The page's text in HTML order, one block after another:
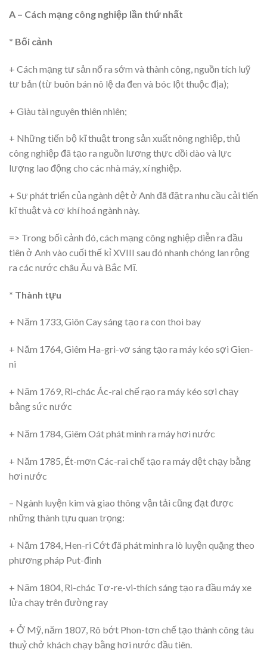
A – Cách mạng công nghiệp lần thứ nhất
* Bối cảnh
+ Cách mạng tư sản nổ ra sớm và thành công, nguồn tích luỹ
tư bản (từ buôn bán nô lệ da đen và bóc lột thuộc địa);
+ Giàu tài nguyên thiên nhiên;
+ Những tiến bộ kĩ thuật trong sản xuất nông nghiệp, thủ
công nghiệp đã tạo ra nguồn lương thực dồi dào và lực
lượng lao động cho các nhà máy, xí nghiệp.
+ Sự phát triển của ngành dệt ở Anh đã đặt ra nhu cầu cải tiến
kĩ thuật và cơ khí hoá ngành này.
=> Trong bối cảnh đó, cách mạng công nghiệp diễn ra đầu
tiên ở Anh vào cuối thế kỉ XVIII sau đó nhanh chóng lan rộng
ra các nước châu Âu và Bắc Mĩ.
* Thành tựu
+ Năm 1733, Giôn Cay sáng tạo ra con thoi bay
+ Năm 1764, Giêm Ha-gri-vơ sáng tạo ra máy kéo sợi Gien-
ni
+ Năm 1769, Ri-chác Ác-rai chế rạo ra máy kéo sợi chạy
bằng sức nước
+ Năm 1784, Giêm Oát phát minh ra máy hơi nước
+ Năm 1785, Ét-mơn Các-rai chế tạo ra máy dệt chạy bằng
hơi nước
– Ngành luyện kim và giao thông vận tải cũng đạt được
những thành tựu quan trọng:
+ Năm 1784, Hen-ri Cớt đã phát minh ra lò luyện quặng theo
phương pháp Put-đinh
+ Năm 1804, Ri-chác Tơ-re-vi-thích sáng tạo ra đầu máy xe
lửa chạy trên đường ray
+ Ở Mỹ, năm 1807, Rô bớt Phon-tơn chế tạo thành công tàu
thuỷ chở khách chạy bằng hơi nước đầu tiên.